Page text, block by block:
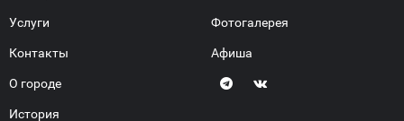
Услуги
Контакты
О городе
История
Фотогалерея
Афиша